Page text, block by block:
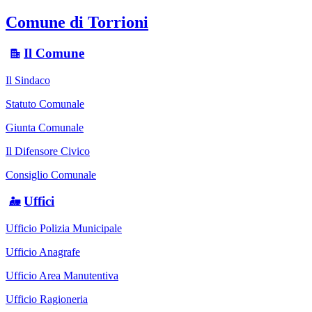
Comune di Torrioni
Il Comune
Il Sindaco
Statuto Comunale
Giunta Comunale
Il Difensore Civico
Consiglio Comunale
Uffici
Ufficio Polizia Municipale
Ufficio Anagrafe
Ufficio Area Manutentiva
Ufficio Ragioneria